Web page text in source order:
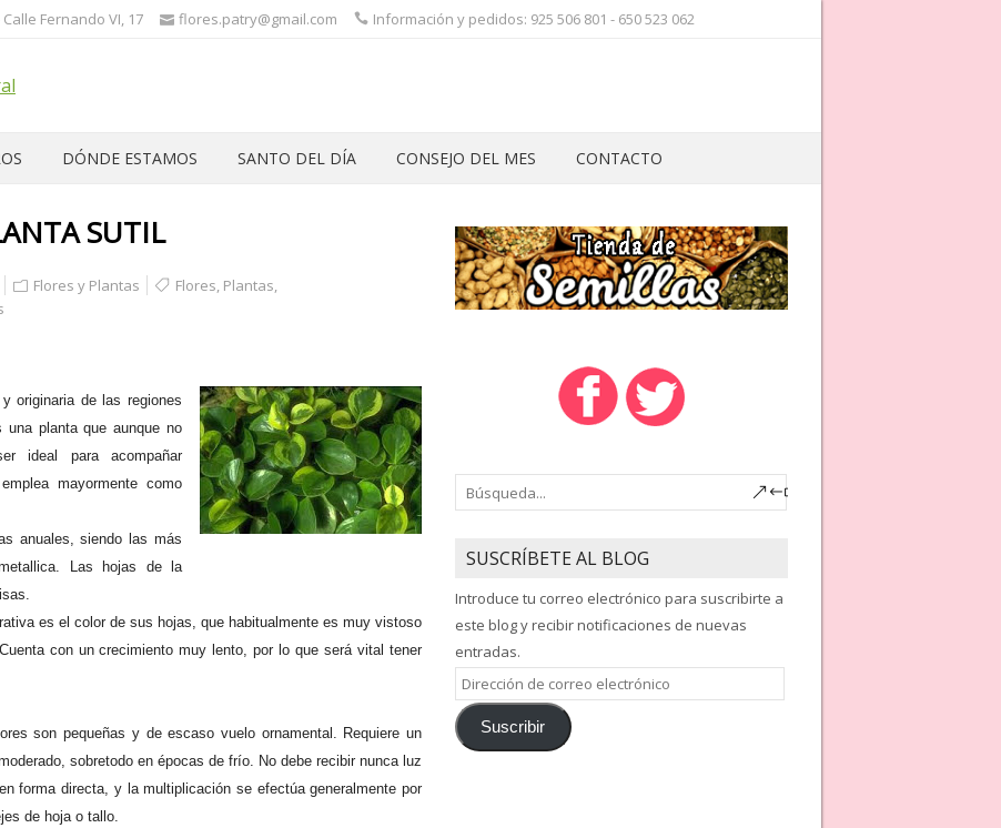
Fernando VI, 17 flores.patry@gmail.com Información y pedidos: 925 506 801 - 650 523 062
DÓNDE ESTAMOS SANTO DEL DÍA CONSEJO DEL MES CONTACTO
SUTIL
Flores y Plantas Flores, Plantas,
y originaria de lasregiones
una planta que aunque no
ideal para acompañar
mayormente como
anuales, siendo las más
. Las
hojas de la
.
es el color de sus hojas, que habitualmente es muy vistoso
con uncrecimiento muy lento, por lo que será vital tener
son pequeñas y de escaso vuelo ornamental. Requiere un
, sobretodo en épocas de frío. No debe recibir nunca luz
forma directa, y lamultiplicación se efectúa generalmente por
de hoja o tallo.
SUSCRÍBETE AL BLOG
Introduce tu correo electrónico para suscribirte a
este blog y recibir notificaciones de nuevas
entradas.
Dirección
de
correoSuscribir